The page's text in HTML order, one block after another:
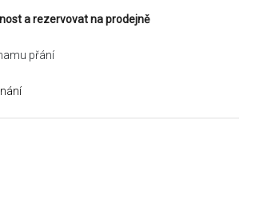
a rezervovat na prodejně
přání